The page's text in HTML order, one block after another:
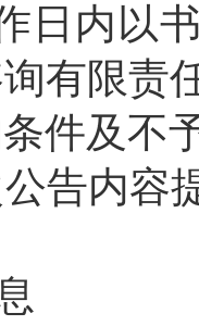
日内以
有限责
件及不
告内容